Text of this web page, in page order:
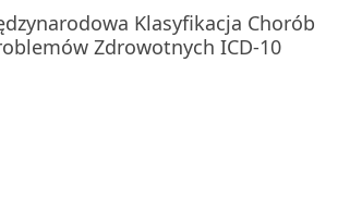
Klasyfikacja Chorób
Zdrowotnych ICD-10